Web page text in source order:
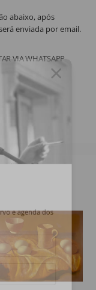
abaixo, após
enviada por email.
VIA WHATSAPP
e agenda dos